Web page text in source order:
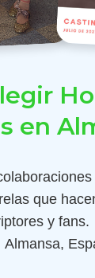
en
que
y fans.
Almansa,